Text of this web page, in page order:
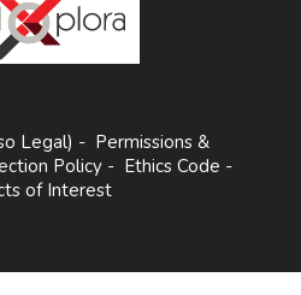
Legal) - Permissions &
Policy - Ethics Code -
of Interest